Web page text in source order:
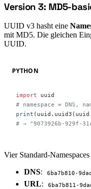
#
Version 3: MD5-
UUID v3 hasht eine
mit MD5. Die gleichen
UUID.
PYTHON
import uuid
# namespace = DNS,
print (uuid.uuid3(uuid.
# → "9073926b-929f-
Vier Standard-
DNS: 6ba7b810-
URL: 6ba7b811-